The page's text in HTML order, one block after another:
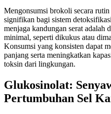
Mengonsumsi brokoli secara
signifikan bagi sistem
menjaga kandungan serat adalah
minimal, seperti dikukus atau
Konsumsi yang konsisten dapat
panjang serta meningkatkan
toksin dari lingkungan.
Glukosinolat:
Pertumbuhan Sel